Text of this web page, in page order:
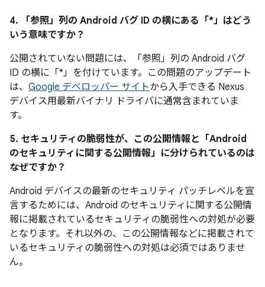
4. 「参照」 列の Android バグ ID の横にある「*」はどう
いう意味ですか？
公開されていない問題には、「参照」列の Android バグ
ID の横に「*」を付けています。この問題のアップデート
は、 Google デベロッパー サイトから入手できる Nexus
デバイス用最新バイナリ ドライバに通常含まれていま
す。
5. セキュリティの脆弱性が、この公開情報と「Android
のセキュリティに関する公開情報」に分けられているのは
なぜですか？
Android デバイスの最新のセキュリティ パッチレベルを宣
言するためには、Android のセキュリティに関する公開情
報に掲載されているセキュリティの脆弱性への対処が必要
となります。それ以外の、この公開情報などに掲載されて
いるセキュリティの脆弱性への対処は必須ではありませ
ん。